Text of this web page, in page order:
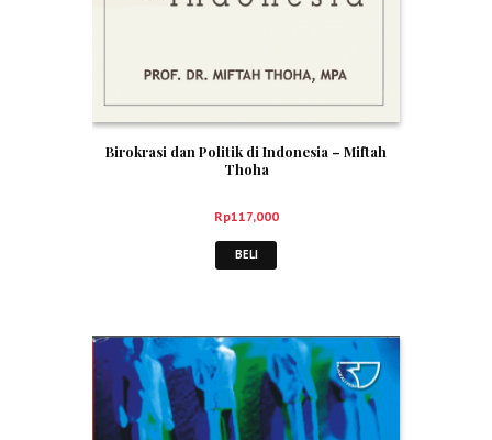
Birokrasi dan Politik di Indonesia – Miftah
Thoha
Rp117,000
BELI